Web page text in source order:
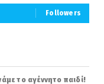
Followers
το αγέννητο παιδί!